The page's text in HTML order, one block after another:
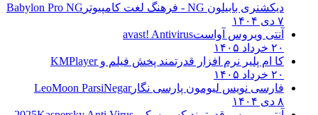
دیکشنری بابیلون NG - فرهنگ لغت کامپیوتر
Babylon Pro NG
۷ دی ۱۴۰۴
آنتی ویروس آواستavast! Antivirus
۲۰ خرداد ۱۴۰۵
کا ام پلیر نرم افزار قدرتمند پخش فیلم وKMPlayer
۲۰ خرداد ۱۴۰۵
فارسی نویس لیومون پارسی نگارLeoMoon ParsiNegar
۸ دی ۱۴۰۴